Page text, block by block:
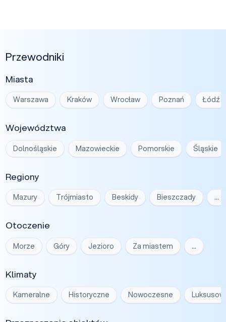
Przewodniki
Miasta
Warszawa Kraków Wrocław Poznań Łódź
Województwa
Dolnośląskie Mazowieckie Pomorskie Śląskie
Regiony
Mazury Trójmiasto Beskidy Bieszczady …
Otoczenie
Morze Góry Jezioro Za miastem …
Klimaty
Kameralne Historyczne Nowoczesne